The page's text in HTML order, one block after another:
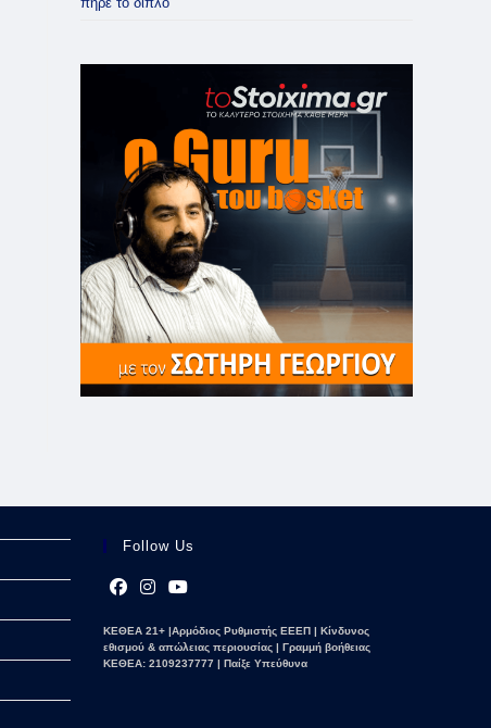
Follow Us
in
a
in
a
in
a
ΚΕΘΕΑ 21+ |Αρμόδιος Ρυθμιστής ΕΕΕΠ | Κίνδυνος
εθισμού & απώλειας περιουσίας | Γραμμή βοήθειας
ΚΕΘΕΑ: 2109237777 | Παίξε Υπεύθυνα